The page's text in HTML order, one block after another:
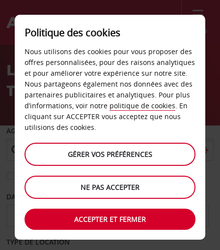
Menu
Welcome
AvisLocation de voiture
Temecula
AGENCE DE DÉPART
Sélectionnez une autre agence de retour
DATE DE DÉPART DATE DE RETOUR
TYPE DE LOCATION
Politique des cookies
Nous utilisons des cookies pour vous proposer des
offres personnalisées, pour des raisons analytiques
et pour améliorer votre expérience sur notre site.
Nous partageons également nos données avec des
partenaires publicitaires et analytiques. Pour plus
d’informations, voir notre politique de cookies. En
cliquant sur ACCEPTER vous acceptez que nous
utilisions des cookies.
GÉRER VOS PRÉFÉRENCES
NE PAS ACCEPTER
ACCEPTER ET FERMER